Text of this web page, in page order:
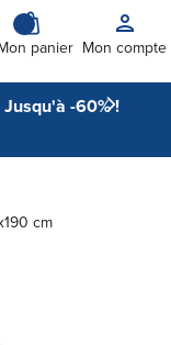
panier Mon compte
-60% !
cm